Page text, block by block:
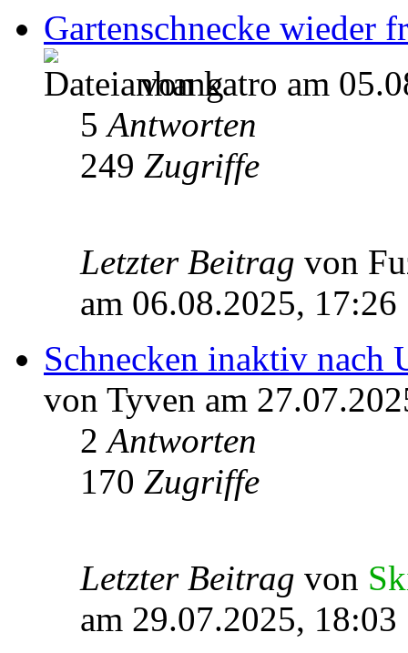
Gartenschnecke wieder
von katro am
5Antworten
249 Zugriffe
Letzter Beitrag von
am 06.08.2025, 17:26
Schnecken inaktiv nach
von Tyven am
2Antworten
170 Zugriffe
Letzter Beitrag von
am 29.07.2025, 18:03